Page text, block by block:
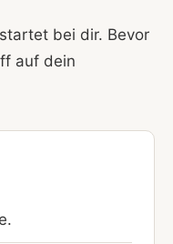
bei dir. Bevor
auf dein